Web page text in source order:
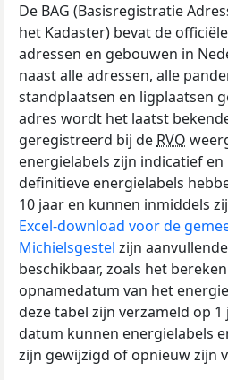
De BAG (Basisregistratie
het Kadaster) bevat de
adressen en gebouwen in
naast alle adressen, alle
standplaatsen en ligplaatsen
adres wordt het laatst
geregistreerd bij de RVO
energielabels zijn indicatief
definitieve energielabels
10 jaar en kunnen inmiddels
Excel-download voor de
Michielsgestel zijn
beschikbaar, zoals het
opnamedatum van het
deze tabel zijn verzameld op 1
datum kunnen energielabels
zijn gewijzigd of opnieuw zijn